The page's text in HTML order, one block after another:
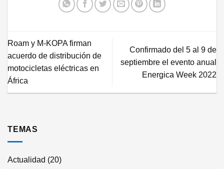
Roam y M-KOPA firman
acuerdo de distribución de
motocicletas eléctricas en
África
Confirmado del 5 al 9 de
septiembre el evento anual
Energica Week 2022
TEMAS
Actualidad (20)